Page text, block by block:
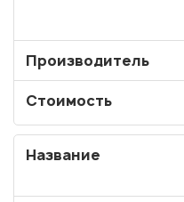
Производитель
Стоимость
Название